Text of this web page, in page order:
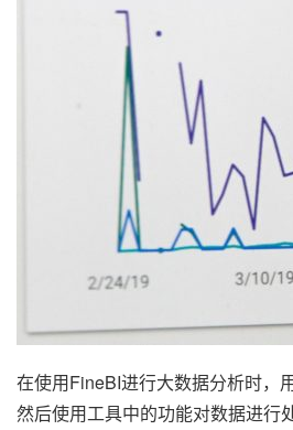
在使用FineBI进行大数据分析时，
然后使用工具中的功能对数据进行